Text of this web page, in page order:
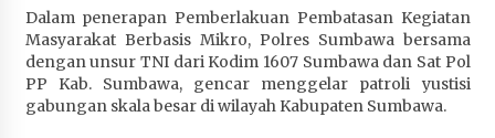
Cabor yang Akan Berjuang pada PORPROV XII
NTB 2026
1 bulan ago
BAZNAS Kabupaten Sumbawa Salurkan Bantuan
Dalam penerapan Pemberlakuan Pembatasan Kegiatan
Masyarakat Berbasis Mikro, Polres Sumbawa bersama
dengan unsur TNI dari Kodim 1607 Sumbawa dan Sat Pol
PP Kab. Sumbawa, gencar menggelar patroli yustisi
gabungan skala besar di wilayah Kabupaten Sumbawa.